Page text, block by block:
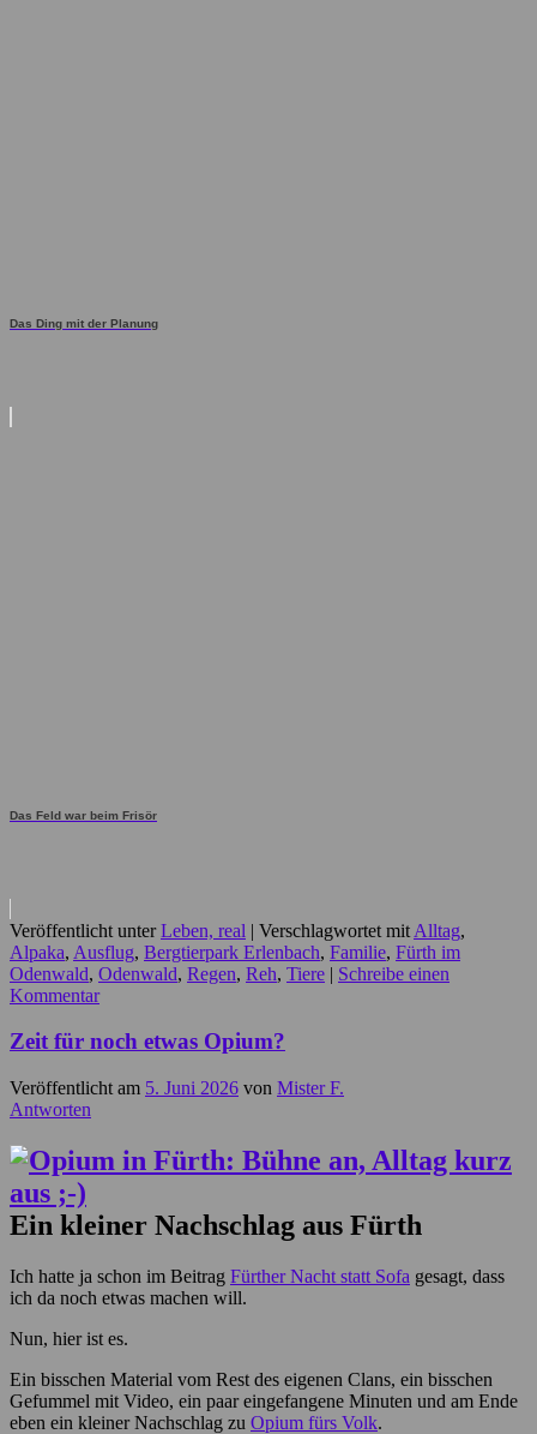
Das Ding mit der Planung
Das Feld war beim Frisör
Veröffentlicht unter Leben, real | Verschlagwortet mit Alltag,
Alpaka, Ausflug, Bergtierpark Erlenbach, Familie, Fürth im
Odenwald, Odenwald, Regen, Reh, Tiere | Schreibe einen
Kommentar
Zeit für noch etwas Opium?
Veröffentlicht am 5. Juni 2026 von Mister F.
Antworten
Ein kleiner Nachschlag aus Fürth
Ich hatte ja schon im Beitrag Fürther Nacht statt Sofa gesagt, dass
ich da noch etwas machen will.
Nun, hier ist es.
Ein bisschen Material vom Rest des eigenen Clans, ein bisschen
Gefummel mit Video, ein paar eingefangene Minuten und am Ende
eben ein kleiner Nachschlag zu Opium fürs Volk.